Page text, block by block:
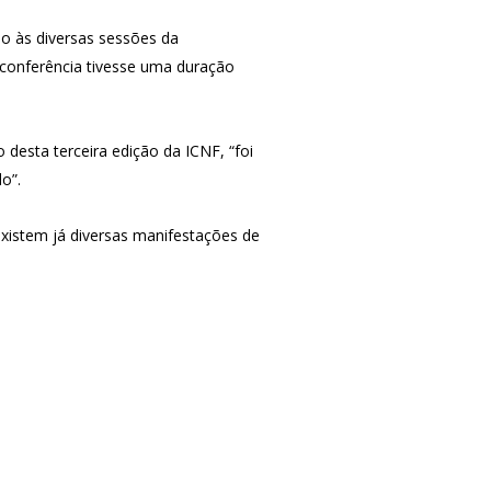
às diversas sessões da
tivesse uma duração
terceira edição da ICNF, “foi
já diversas manifestações de